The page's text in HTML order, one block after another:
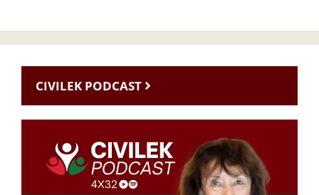
CIVILEK PODCAST